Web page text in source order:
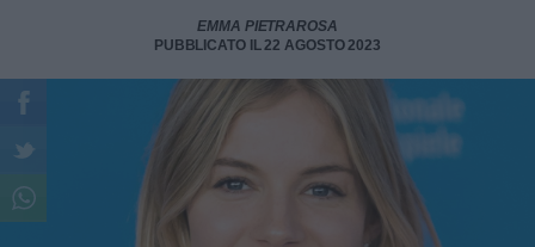
EMMA PIETRAROSA
PUBBLICATO IL 22 AGOSTO 2023